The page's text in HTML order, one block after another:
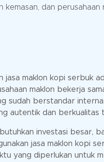
dan perusahaan
jasa maklon kopi serbuk
maklon bekerja
sudah berstandar
autentik dan berkualitas
investasi besar,
jasa maklon kopi
yang diperlukan untuk